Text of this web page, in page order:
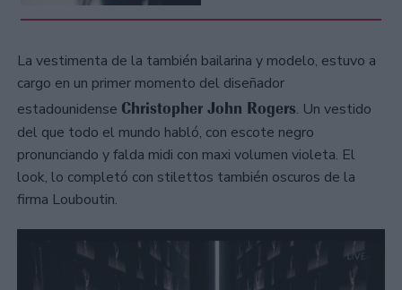
La vestimenta de la también bailarina y modelo, estuvo a
cargo en un primer momento del diseñador
estadounidense Christopher John Rogers. Un vestido
del que todo el mundo habló, con escote negro
pronunciando y falda midi con maxi volumen violeta. El
look, lo completó con stilettos también oscuros de la
firma Louboutin.